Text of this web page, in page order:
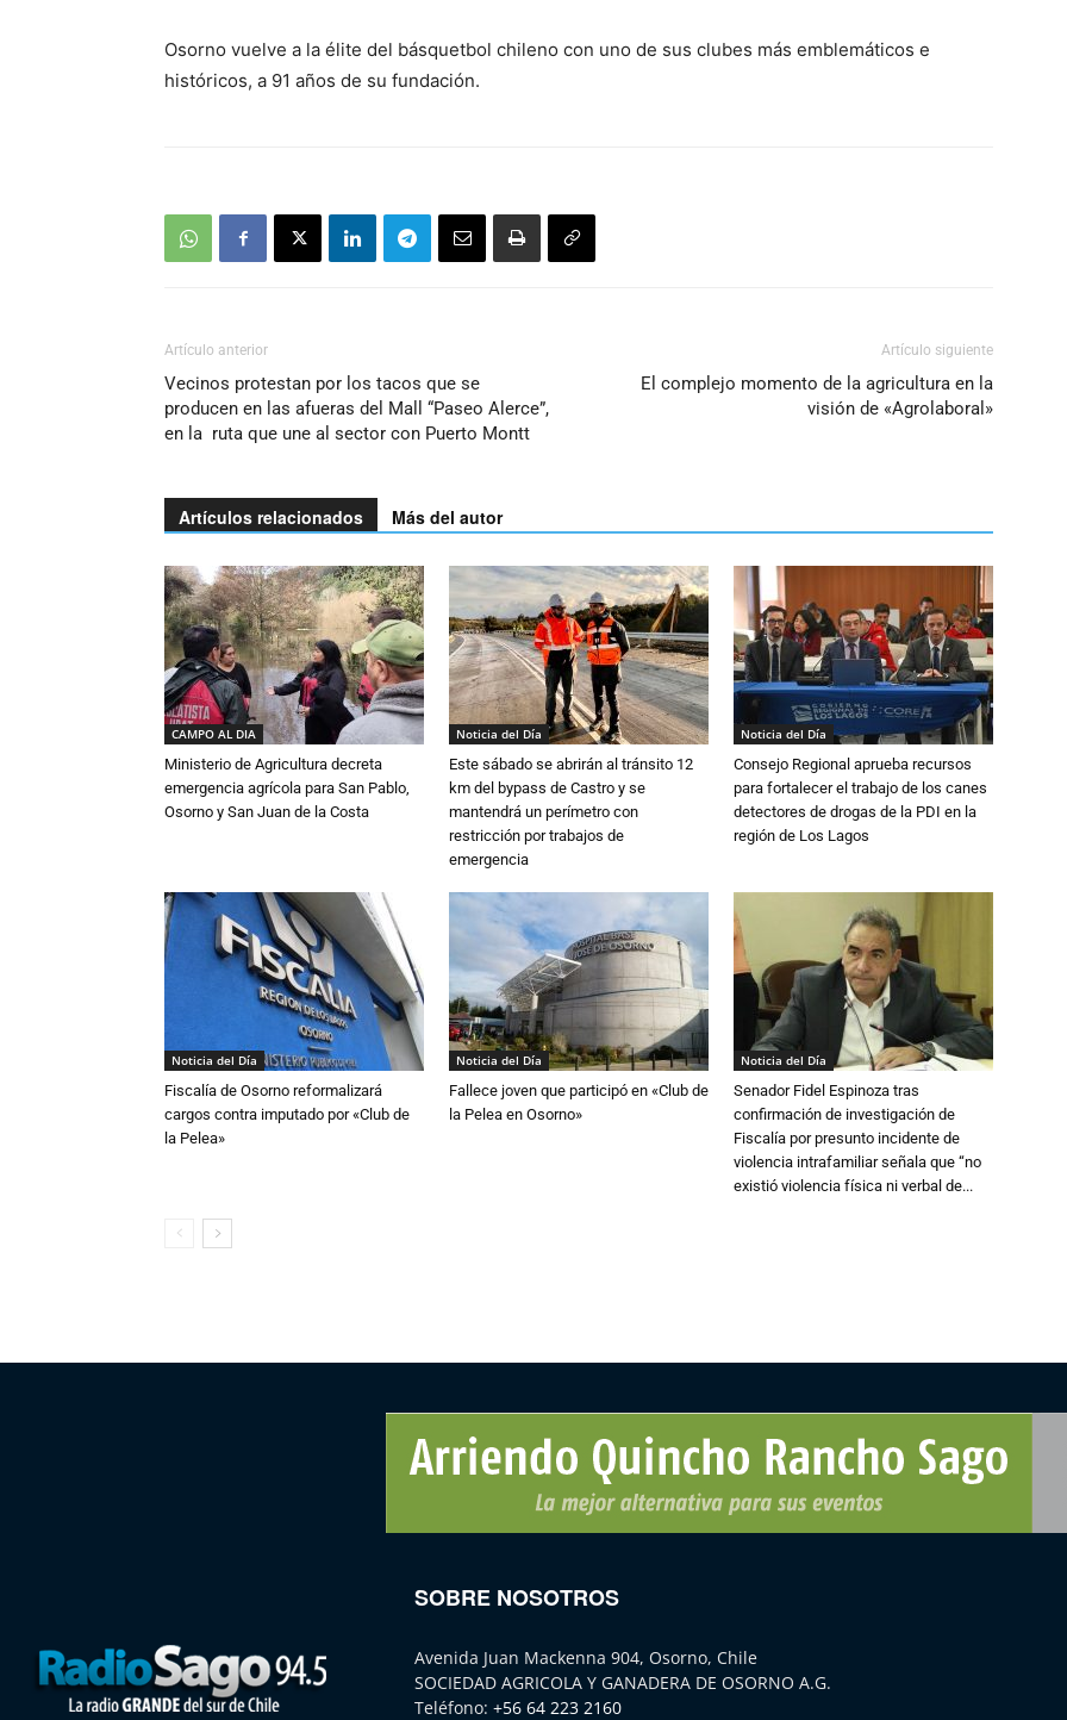
disminuir
arriba/abajo
Osorno vuelve a la élite del básquetbol chileno con uno de sus clubes más emblemáticos e
históricos, a 91 años de su fundación.
Artículo anterior
Vecinos protestan por los tacos que se
producen en las afueras del Mall “Paseo Alerce”,
en la ruta que une al sector con Puerto Montt
Artículo siguiente
El complejo momento de la agricultura en la
visión de «Agrolaboral»
Artículos relacionados Más del autor
CAMPO AL DIA
Ministerio de Agricultura decreta
emergencia agrícola para San Pablo,
Osorno y San Juan de la Costa
Noticia del Día
Este sábado se abrirán al tránsito 12
km del bypass de Castro y se
mantendrá un perímetro con
restricción por trabajos de
emergencia
Noticia del Día
Consejo Regional aprueba recursos
para fortalecer el trabajo de los canes
detectores de drogas de la PDI en la
región de Los Lagos
Noticia del Día
Fiscalía de Osorno reformalizará
cargos contra imputado por «Club de
la Pelea»
Noticia del Día
Fallece joven que participó en «Club de
la Pelea en Osorno»
Noticia del Día
Senador Fidel Espinoza tras
confirmación de investigación de
Fiscalía por presunto incidente de
violencia intrafamiliar señala que “no
existió violencia física ni verbal de...
SOBRE NOSOTROS
Avenida Juan Mackenna 904, Osorno, Chile
SOCIEDAD AGRICOLA Y GANADERA DE OSORNO A.G.
Teléfono: +56 64 223 2160